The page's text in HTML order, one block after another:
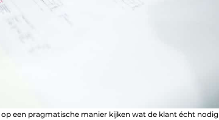
een pragmatische manier kijken wat de klant écht nodig